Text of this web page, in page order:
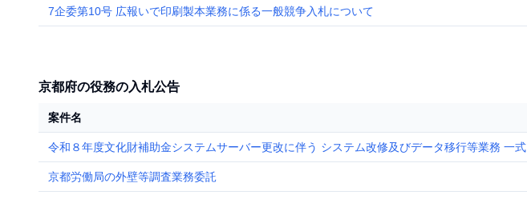
7企委第10号 広報いで印刷製本業務に係る一般競争入札について
京都府の役務の入札公告
案件名
令和８年度文化財補助金システムサーバー更改に伴う システム改修及びデータ移行等業務 一式
京都労働局の外壁等調査業務委託